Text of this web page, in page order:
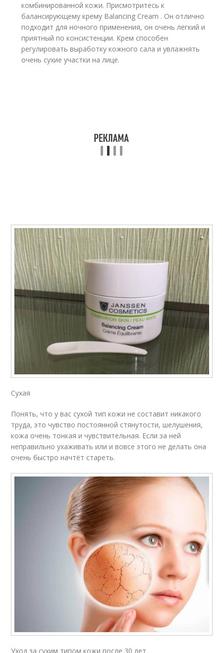
комбинированной кожи. Присмотритесь к
балансирующему крему Balancing Cream . Он отлично
подходит для ночного применения, он очень легкий и
приятный по консистенции. Крем способен
регулировать выработку кожного сала и увлажнять
очень сухие участки на лице.
Сухая
Понять, что у вас сухой тип кожи не составит никакого
труда, это чувство постоянной стянутости, шелушения,
кожа очень тонкая и чувствительная. Если за ней
неправильно ухаживать или и вовсе этого не делать она
очень быстро начтёт стареть.
Уход за сухим типом кожи после 30 лет